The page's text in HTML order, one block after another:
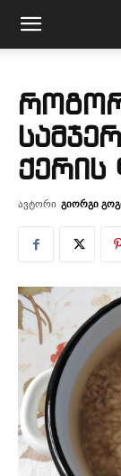
ქერის
ავტორი გიორგი